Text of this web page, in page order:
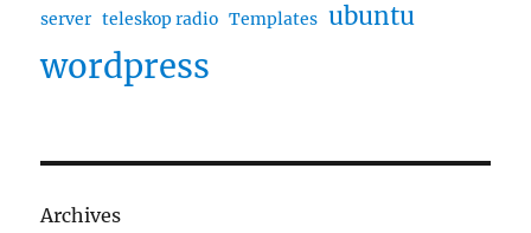
server teleskop radio Templates ubuntu
wordpress
Archives